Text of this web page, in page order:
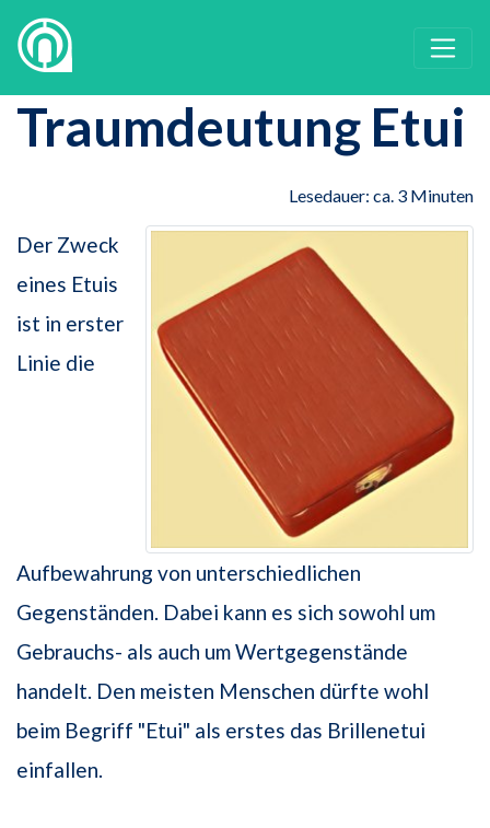
Traumdeutung Etui
Lesedauer: ca. 3 Minuten
Der Zweck
eines Etuis
ist in erster
Linie die
Aufbewahrung von unterschiedlichen
Gegenständen. Dabei kann es sich sowohl um
Gebrauchs- als auch um Wertgegenstände
handelt. Den meisten Menschen dürfte wohl
beim Begriff "Etui" als erstes das Brillenetui
einfallen.